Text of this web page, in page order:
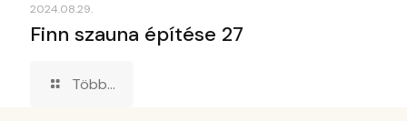
2024.08.29.
Finn szauna építése 27
Több...